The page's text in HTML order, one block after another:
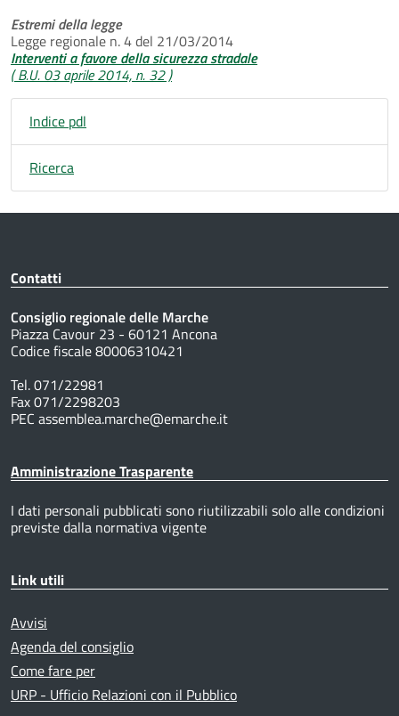
Estremi della legge
Legge regionale n. 4 del 21/03/2014
Interventi a favore della sicurezza stradale
( B.U. 03 aprile 2014, n. 32 )
Indice pdl
Ricerca
Contatti
Consiglio regionale delle Marche
Piazza Cavour 23 - 60121 Ancona
Codice fiscale 80006310421
Tel. 071/22981
Fax 071/2298203
PEC assemblea.marche@emarche.it
Amministrazione Trasparente
I dati personali pubblicati sono riutilizzabili solo alle condizioni
previste dalla normativa vigente
Link utili
Avvisi
Agenda del consiglio
Come fare per
URP - Ufficio Relazioni con il Pubblico